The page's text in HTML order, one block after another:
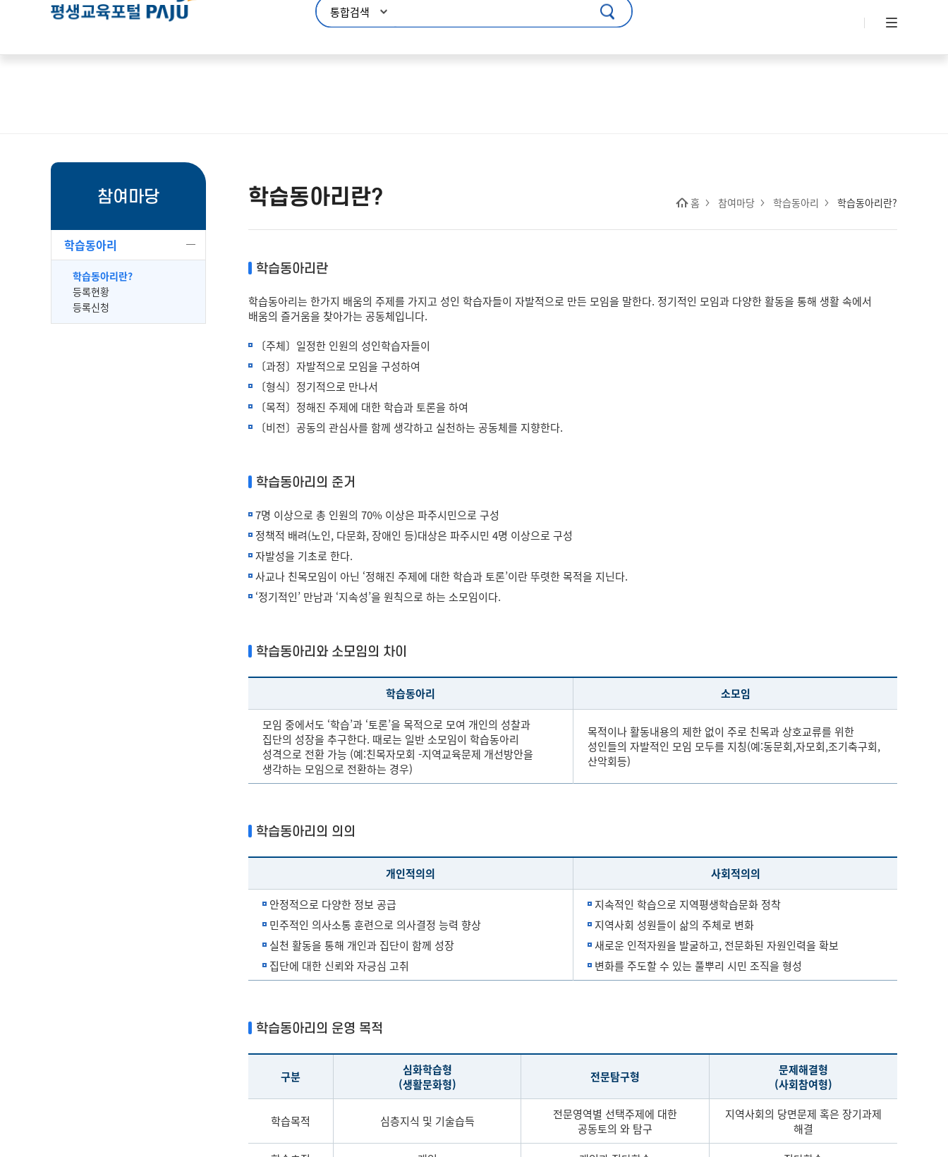
참여마당
학습동아리
학습동아리란?
등록현황
등록신청
학습동아리란? 홈 참여마당 학습동아리 학습동아리란?
학습동아리란
학습동아리는 한가지 배움의 주제를 가지고 성인 학습자들이 자발적으로 만든 모임을 말한다. 정기적인 모임과 다양한 활동을 통해 생활 속에서
배움의 즐거움을 찾아가는 공동체입니다.
〔주체〕일정한 인원의 성인학습자들이
〔과정〕자발적으로 모임을 구성하여
〔형식〕정기적으로 만나서
〔목적〕정해진 주제에 대한 학습과 토론을 하여
〔비전〕공동의 관심사를 함께 생각하고 실천하는 공동체를 지향한다.
학습동아리의 준거
7명 이상으로 총 인원의 70% 이상은 파주시민으로 구성
정책적 배려(노인, 다문화, 장애인 등)대상은 파주시민 4명 이상으로 구성
자발성을 기초로 한다.
사교나 친목모임이 아닌 ‘정해진 주제에 대한 학습과 토론’이란 뚜렷한 목적을 지닌다.
‘정기적인’ 만남과 ‘지속성’을 원칙으로 하는 소모임이다.
학습동아리와 소모임의 차이
학습동아리 소모임
모임 중에서도 ‘학습’과 ‘토론’을 목적으로 모여 개인의 성찰과
집단의 성장을 추구한다. 때로는 일반 소모임이 학습동아리
성격으로 전환 가능 (예:친목자모회 -지역교육문제 개선방안을
생각하는 모임으로 전환하는 경우)
목적이나 활동내용의 제한 없이 주로 친목과 상호교류를 위한
성인들의 자발적인 모임 모두를 지칭(예:동문회,자모회,조기축구회,
산악회등)
학습동아리의 의의
개인적의의 사회적의의
안정적으로 다양한 정보 공급
민주적인 의사소통 훈련으로 의사결정 능력 향상
실천 활동을 통해 개인과 집단이 함께 성장
집단에 대한 신뢰와 자긍심 고취
지속적인 학습으로 지역평생학습문화 정착
지역사회 성원들이 삶의 주체로 변화
새로운 인적자원을 발굴하고, 전문화된 자원인력을 확보
변화를 주도할 수 있는 풀뿌리 시민 조직을 형성
학습동아리의 운영 목적
구분
심화학습형
(생활문화형)
전문탐구형
문제해결형
(사회참여형)
학습목적 심층지식 및 기술습득
전문영역별 선택주제에 대한
공동토의 와 탐구
지역사회의 당면문제 혹은 장기과제
해결